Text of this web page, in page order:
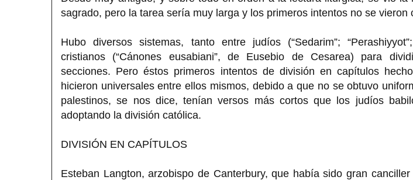
sagrado, pero la tarea sería muy larga y los primeros intentos no se vieron
Hubo diversos sistemas, tanto entre judíos (“Sedarim”;
cristianos (“Cánones eusabiani”, de Eusebio de Cesarea) para
secciones. Pero éstos primeros intentos de división en capítulos
hicieron universales entre ellos mismos, debido a que no se obtuvo
palestinos, se nos dice, tenían versos más cortos que los judíos
adoptando la división católica.
DIVISIÓN EN CAPÍTULOS
Esteban Langton, arzobispo de Canterbury, que había sido gran